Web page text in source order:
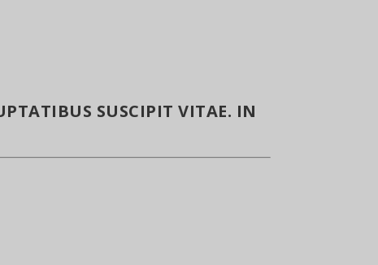
SUSCIPIT VITAE. IN